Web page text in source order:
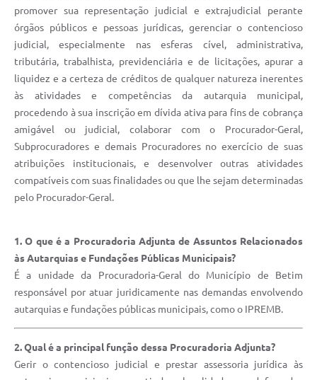
promover sua representação judicial e extrajudicial perante
órgãos públicos e pessoas jurídicas, gerenciar o contencioso
judicial, especialmente nas esferas cível, administrativa,
tributária, trabalhista, previdenciária e de licitações, apurar a
liquidez e a certeza de créditos de qualquer natureza inerentes
às atividades e competências da autarquia municipal,
procedendo à sua inscrição em dívida ativa para fins de cobrança
amigável ou judicial, colaborar com o Procurador-Geral,
Subprocuradores e demais Procuradores no exercício de suas
atribuições institucionais, e desenvolver outras atividades
compatíveis com suas finalidades ou que lhe sejam determinadas
pelo Procurador-Geral.
1. O que é a Procuradoria Adjunta de Assuntos Relacionados
às Autarquias e Fundações Públicas Municipais?
É a unidade da Procuradoria-Geral do Município de Betim
responsável por atuar juridicamente nas demandas envolvendo
autarquias e fundações públicas municipais, como o IPREMB.
2. Qual é a principal função dessa Procuradoria Adjunta?
Gerir o contencioso judicial e prestar assessoria jurídica às